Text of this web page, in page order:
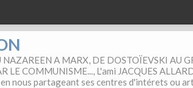
A MARX, DE DOSTOÏEVSKI AU
LE COMMUNISME..., L'ami JACQUES
nous partageant ses centres d'intérets ou